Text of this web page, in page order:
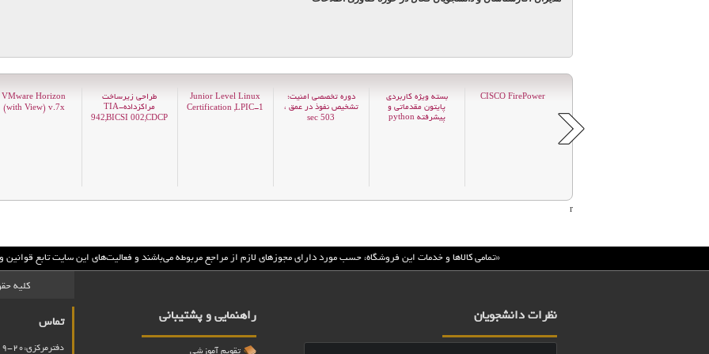
VMware Horizon
(with View) v.7x
طراحی زیرساخت
مراکزداده-TIA
942,BICSI 002,CDCP
Junior Level Linux
Certification ,LPIC-1
دوره تخصصی امنیت؛
تشخیص نفوذ در عمق ،
sec 503
بسته ویژه کاربردی
پایتون مقدماتی و
پیشرفته python
CISCO FirePower
r
«تمامي كالاها و خدمات اين فروشگاه، حسب مورد داراي مجوزهاي لازم از مراجع مربوطه مي‌باشند و فعاليت‌هاي اين سايت تابع
کلیه
نظرات دانشجویان راهنمایی و پشتیبانی
تقویم آموزشی
تماس
دفترمرکزی:20-02188065219